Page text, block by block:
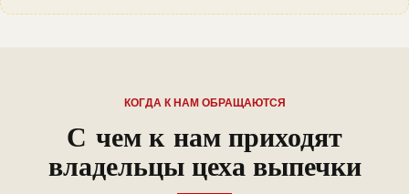
КОГДА К НАМ ОБРАЩАЮТСЯ
С чем к нам приходят
владельцы цеха выпечки